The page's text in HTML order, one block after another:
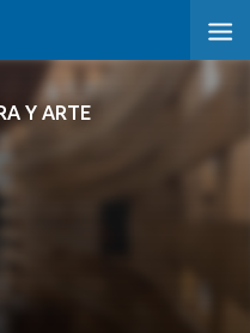
Y ARTE
Y ARTE